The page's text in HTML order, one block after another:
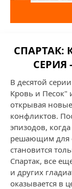
СПАРТАК:
СЕРИЯ
В десятой
Кровь и Песок"
открывая
конфликтов.
эпизодов,
решающим для
становится
Спартак, все
и других
оказывается в